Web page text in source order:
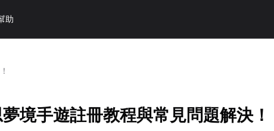
助
境手遊註冊教程與常見問題解決！